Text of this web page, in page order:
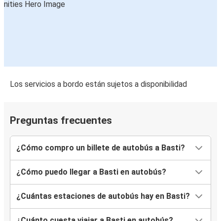
Los servicios a bordo están sujetos a disponibilidad
Preguntas frecuentes
¿Cómo compro un billete de autobús a Basti?
¿Cómo puedo llegar a Basti en autobús?
¿Cuántas estaciones de autobús hay en Basti?